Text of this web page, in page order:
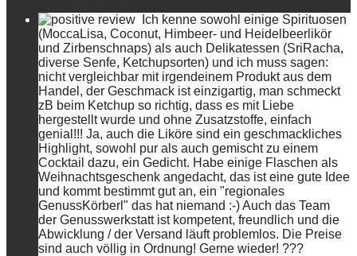
Ich kenne sowohl einige Spirituosen
(MoccaLisa, Coconut, Himbeer- und Heidelbeerlikör
und Zirbenschnaps) als auch Delikatessen (SriRacha,
diverse Senfe, Ketchupsorten) und ich muss sagen:
nicht vergleichbar mit irgendeinem Produkt aus dem
Handel, der Geschmack ist einzigartig, man schmeckt
zB beim Ketchup so richtig, dass es mit Liebe
hergestellt wurde und ohne Zusatzstoffe, einfach
genial!!! Ja, auch die Liköre sind ein geschmackliches
Highlight, sowohl pur als auch gemischt zu einem
Cocktail dazu, ein Gedicht. Habe einige Flaschen als
Weihnachtsgeschenk angedacht, das ist eine gute Idee
und kommt bestimmt gut an, ein "regionales
GenussKörberl" das hat niemand :-) Auch das Team
der Genusswerkstatt ist kompetent, freundlich und die
Abwicklung / der Versand läuft problemlos. Die Preise
sind auch völlig in Ordnung! Gerne wieder! ???